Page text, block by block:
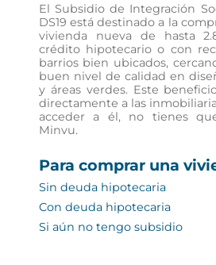
El Subsidio de Integración
DS19 está destinado a la
vivienda nueva de hasta
crédito hipotecario o con
barrios bien ubicados,
buen nivel de calidad en
y áreas verdes. Este
directamente a las
acceder a él, no tienes
Minvu.
Para comprar una
Sin deuda hipotecaria
Con deuda hipotecaria
Si aún no tengo subsidio